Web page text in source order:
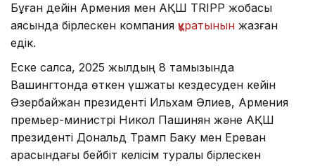
Бұған дейін Армения мен АҚШ TRIPP жобасы
аясында бірлескен компания құратынын жазған
едік.
Еске салсақ, 2025 жылдың 8 тамызында
Вашингтонда өткен үшжақты кездесуден кейін
Әзербайжан президенті Ильхам Әлиев, Армения
премьер-министрі Никол Пашинян және АҚШ
президенті Дональд Трамп Баку мен Ереван
арасындағы бейбіт келісім туралы бірлескен